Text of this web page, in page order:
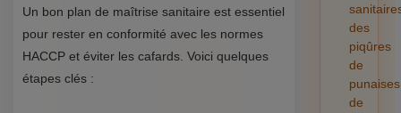
Un bon plan de maîtrise sanitaire est essentiel
pour rester en conformité avec les normes
HACCP et éviter les cafards. Voici quelques
étapes clés :
des
piqûres
de
punaises
de